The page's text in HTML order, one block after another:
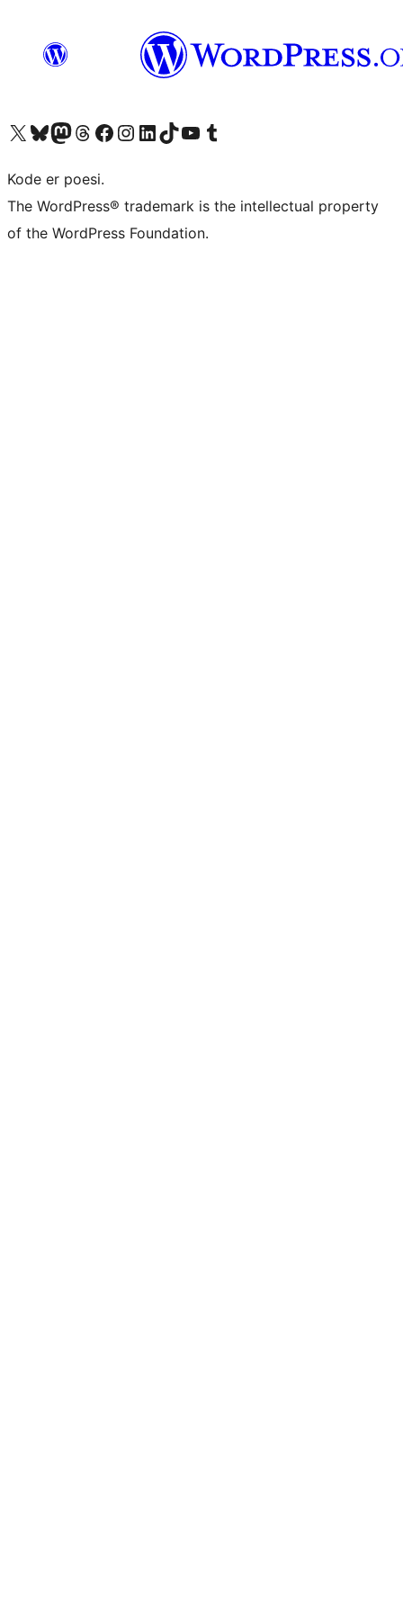
Besøk vår konto på X Visit our Bluesky account
Besøk vår Mastodon-konto
Visit our Threads account
Besøk vår Facebook-sideBesøk vår Instagram-konto
Besøk vår LinkedIn-konto
Visit our TikTok account
Visit our YouTube channel
Visit our Tumblr account
Kode er poesi.
The WordPress® trademark is the intellectual property
of the WordPress Foundation.